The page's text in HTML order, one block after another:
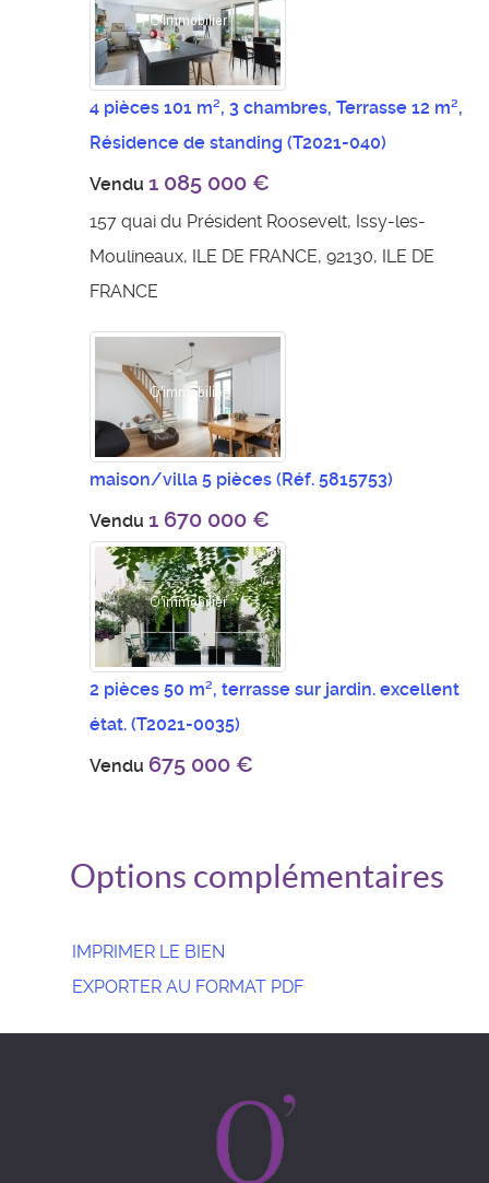
4 pièces 101 m², 3 chambres, Terrasse 12 m²,
Résidence de standing (T2021-040)
Vendu 1 085 000 €
157 quai du Président Roosevelt, Issy-les-
Moulineaux, ILE DE FRANCE, 92130, ILE DE
FRANCE
maison/villa 5 pièces (Réf. 5815753)
Vendu 1 670 000 €
2 pièces 50 m², terrasse sur jardin. excellent
état. (T2021-0035)
Vendu 675 000 €
Options complémentaires
IMPRIMER LE BIEN
EXPORTER AU FORMAT PDF